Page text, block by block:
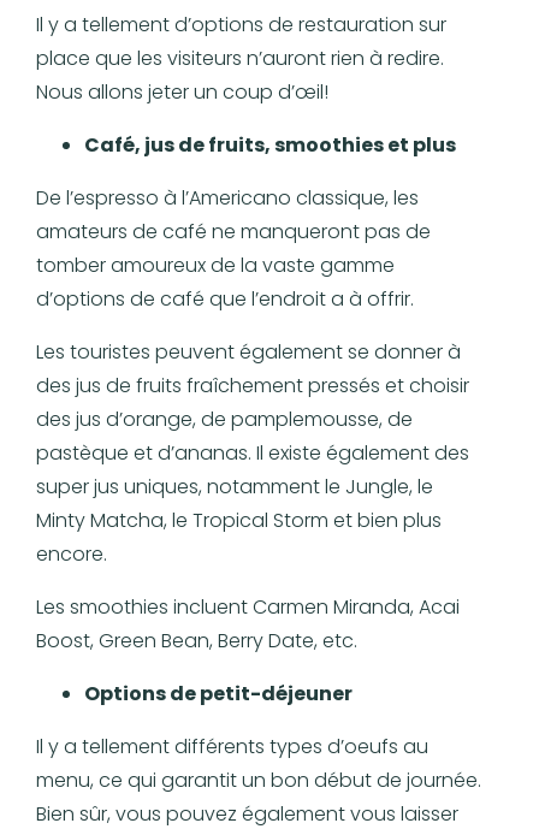
Il y a tellement d’options de restauration sur
place que les visiteurs n’auront rien à redire.
Nous allons jeter un coup d’œil!
Café, jus de fruits, smoothies et plus
De l’espresso à l’Americano classique, les
amateurs de café ne manqueront pas de
tomber amoureux de la vaste gamme
d’options de café que l’endroit a à offrir.
Les touristes peuvent également se donner à
des jus de fruits fraîchement pressés et choisir
des jus d’orange, de pamplemousse, de
pastèque et d’ananas. Il existe également des
super jus uniques, notamment le Jungle, le
Minty Matcha, le Tropical Storm et bien plus
encore.
Les smoothies incluent Carmen Miranda, Acai
Boost, Green Bean, Berry Date, etc.
Options de petit-déjeuner
Il y a tellement différents types d’oeufs au
menu, ce qui garantit un bon début de journée.
Bien sûr, vous pouvez également vous laisser